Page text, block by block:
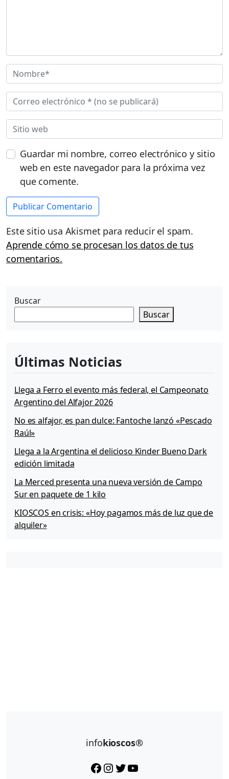
Guardar mi nombre, correo electrónico y sitio
web en este navegador para la próxima vez
que comente.
Este sitio usa Akismet para reducir el spam.
Aprende cómo se procesan los datos de tus
comentarios.
Buscar
Buscar
Últimas Noticias
Llega a Ferro el evento más federal, el Campeonato
Argentino del Alfajor 2026
No es alfajor, es pan dulce: Fantoche lanzó «Pescado
Raúl»
Llega a la Argentina el delicioso Kinder Bueno Dark
edición limitada
La Merced presenta una nueva versión de Campo
Sur en paquete de 1 kilo
KIOSCOS en crisis: «Hoy pagamos más de luz que de
alquiler»
infokioscos®
Facebook InstagramTwitter YouTube